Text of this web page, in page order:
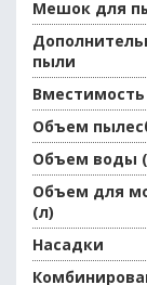
Мешок для
пыли
Вместимость
Объем
Объем воды
Объем для
(л)
Насадки